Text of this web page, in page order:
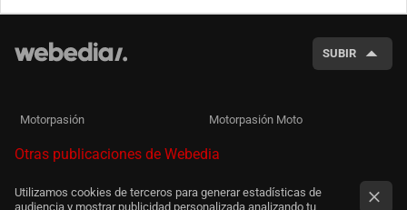
SUBIR
Motorpasión Motorpasión Moto
Otras publicaciones de Webedia
Utilizamos cookies de terceros para generar estadísticas de
audiencia y mostrar publicidad personalizada analizando tu